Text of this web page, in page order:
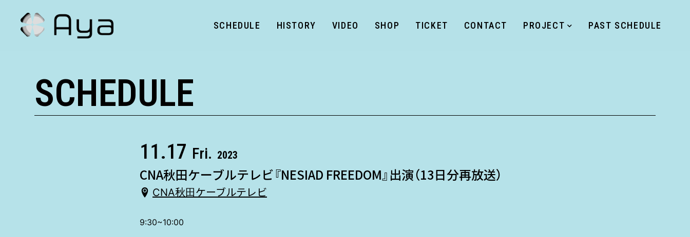
SCHEDULE HISTORY VIDEO SHOP TICKET CONTACT PROJECT PAST SCHEDULE
SCHEDULE
11.17 Fri. 2023
CNA秋田ケーブルテレビ『NESIAD FREEDOM』出演（13日分再放送）
CNA秋田ケーブルテレビ
9:30~10:00